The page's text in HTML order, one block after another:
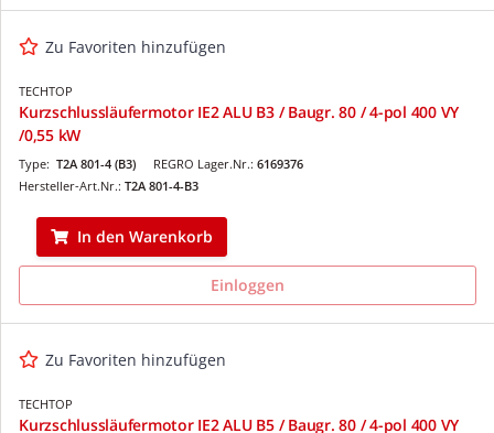
Zu Favoriten hinzufügen
TECHTOP
Kurzschlussläufermotor IE2 ALU B3 / Baugr. 80 / 4-pol 400 VY
/0,55 kW
REGRO Lager.Nr.: 6169376
Type: T2A 801-4 (B3)
Hersteller-Art.Nr.: T2A 801-4-B3
In den Warenkorb
Einloggen
Zu Favoriten hinzufügen
TECHTOP
Kurzschlussläufermotor IE2 ALU B5 / Baugr. 80 / 4-pol 400 VY